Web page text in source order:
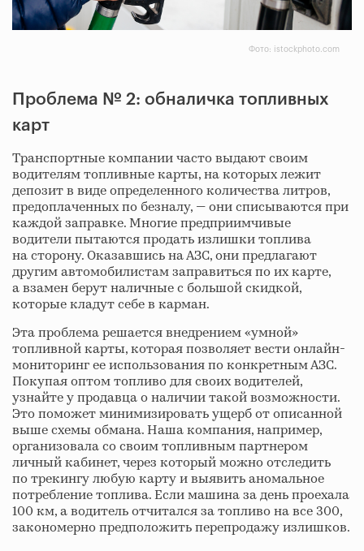
Фото: istockphoto.com
Проблема № 2: обналичка топливных
карт
Транспортные компании часто выдают своим
водителям топливные карты, на которых лежит
депозит в виде определенного количества литров,
предоплаченных по безналу, — они списываются при
каждой заправке. Многие предприимчивые
водители пытаются продать излишки топлива
на сторону. Оказавшись на АЗС, они предлагают
другим автомобилистам заправиться по их карте,
а взамен берут наличные с большой скидкой,
которые кладут себе в карман.
Эта проблема решается внедрением «умной»
топливной карты, которая позволяет вести онлайн-
мониторинг ее использования по конкретным АЗС.
Покупая оптом топливо для своих водителей,
узнайте у продавца о наличии такой возможности.
Это поможет минимизировать ущерб от описанной
выше схемы обмана. Наша компания, например,
организовала со своим топливным партнером
личный кабинет, через который можно отследить
по трекингу любую карту и выявить аномальное
потребление топлива. Если машина за день проехала
100 км, а водитель отчитался за топливо на все 300,
закономерно предположить перепродажу излишков.